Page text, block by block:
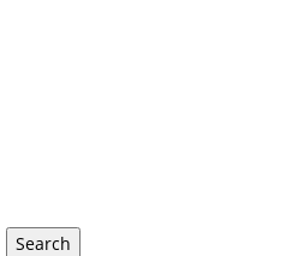
Search